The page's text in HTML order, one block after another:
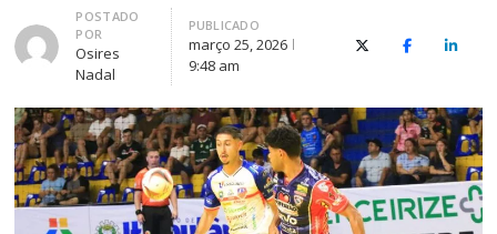
Autor
POSTADO
POR
Osires
Nadal
PUBLICADO
março 25, 2026
9:48 am
X (Twitter)Facebook
O